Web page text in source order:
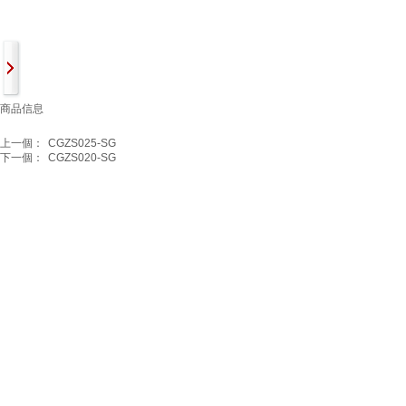
商品信息
上一個：
CGZS025-SG
下一個：
CGZS020-SG